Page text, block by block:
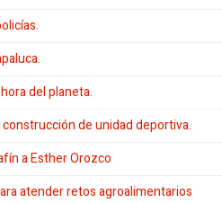
del planeta.
de unidad deportiva.
a Esther Orozco
atender retos agroalimentarios